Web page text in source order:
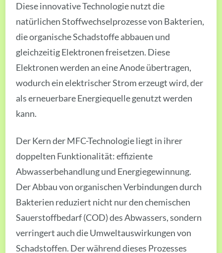
Diese innovative Technologie nutzt die
natürlichen Stoffwechselprozesse von Bakterien,
die organische Schadstoffe abbauen und
gleichzeitig Elektronen freisetzen. Diese
Elektronen werden an eine Anode übertragen,
wodurch ein elektrischer Strom erzeugt wird, der
als erneuerbare Energiequelle genutzt werden
kann.
Der Kern der MFC-Technologie liegt in ihrer
doppelten Funktionalität: effiziente
Abwasserbehandlung und Energiegewinnung.
Der Abbau von organischen Verbindungen durch
Bakterien reduziert nicht nur den chemischen
Sauerstoffbedarf (COD) des Abwassers, sondern
verringert auch die Umweltauswirkungen von
Schadstoffen. Der während dieses Prozesses